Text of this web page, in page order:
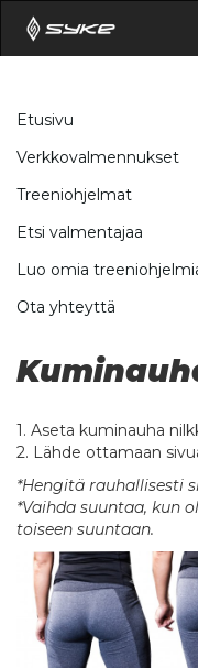
Etusivu
Verkkovalmennukset
Treeniohjelmat
Etsi valmentajaa
Luo omia
Ota yhteyttä
1. Aseta kuminauha
2. Lähde ottamaan
*Hengitä rauhallisesti
*Vaihda suuntaa, kun
toiseen suuntaan.